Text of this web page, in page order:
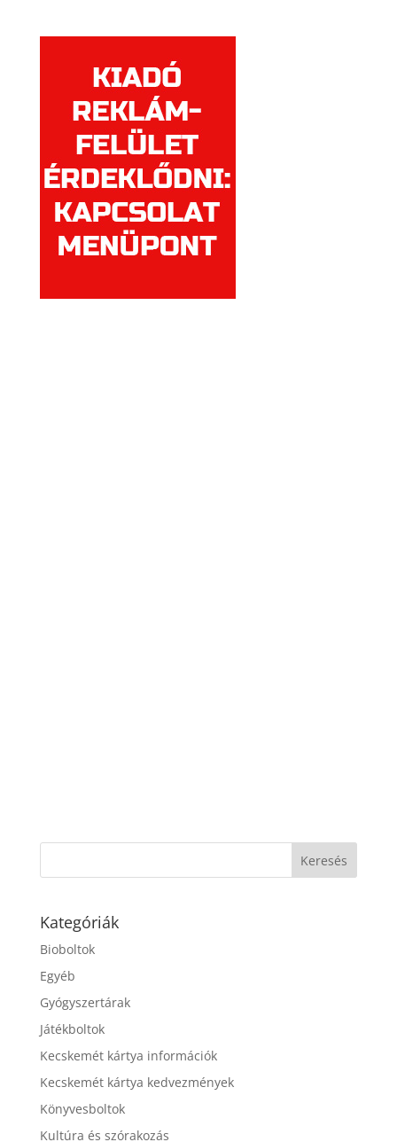
Kategóriák
Bioboltok
Egyéb
Gyógyszertárak
Játékboltok
Kecskemét kártya információk
Kecskemét kártya kedvezmények
Könyvesboltok
Kultúra és szórakozás